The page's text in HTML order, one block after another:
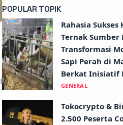
POPULAR TOPIK
Rahasia Sukses
Ternak Sumber
Transformasi
Sapi Perah di
Berkat Inisiatif
GENERAL
Tokocrypto &
2.500 Peserta